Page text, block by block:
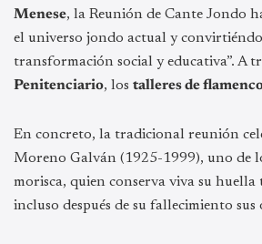
Menese, la Reunión de Cante Jondo
el universo jondo actual y
transformación social y educativa”. A
Penitenciario, los talleres de
En concreto, la tradicional reunión
Moreno Galván (1925-1999), uno de
morisca, quien conserva viva su
incluso después de su fallecimiento